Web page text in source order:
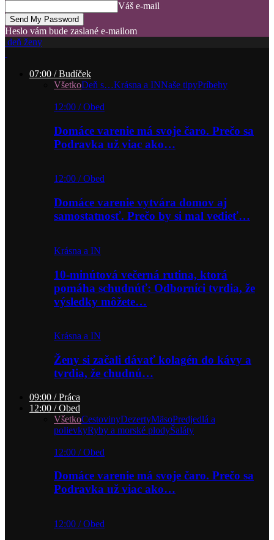
Váš e-mail
Heslo vám bude zaslané e-mailom
deň ženy
07:00 / Budíček
VšetkoDeň s…Krásna a INNaše tipyPríbehy
12:00 / Obed
Domáce varenie má svoje čaro. Prečo sa
Podravka už viac ako…
12:00 / Obed
Domáce varenie vytvára domov aj
samostatnosť. Prečo by si mal vedieť…
Krásna a IN
10-minútová večerná rutina, ktorá
pomáha schudnúť: Odborníci tvrdia, že
výsledky môžete…
Krásna a IN
Ženy si začali dávať kolagén do kávy a
tvrdia, že chudnú…
09:00 / Práca
12:00 / Obed
VšetkoCestovinyDezertyMäsoPredjedlá a
polievkyRyby a morské plodyŠaláty
12:00 / Obed
Domáce varenie má svoje čaro. Prečo sa
Podravka už viac ako…
12:00 / Obed